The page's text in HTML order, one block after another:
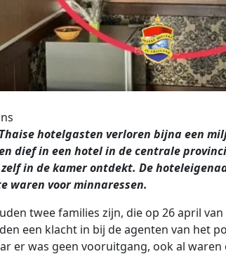
Thaise hotelgasten verloren bijna een
dief in een hotel in de centrale
in de kamer ontdekt. De
waren voor minnaressen.
twee families zijn, die op 26 april
een klacht in bij de agenten van het
er was geen vooruitgang, ook al